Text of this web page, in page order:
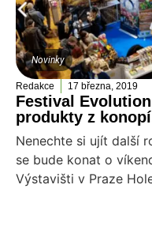
Novinky
Redakce 17 března, 2019
Festival
produkty z
Nenechte si ujít další
se bude konat o
Výstavišti v Praze